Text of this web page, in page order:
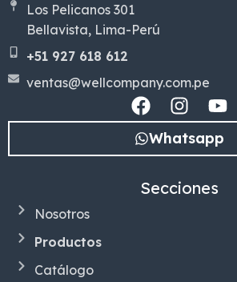
Los Pelicanos 301
Bellavista, Lima-Perú
+51 927 618 612
ventas@wellcompany.com.pe
Whatsapp
Secciones
Nosotros
Productos
Catálogo